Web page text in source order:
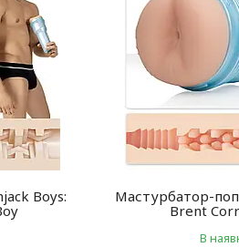
Boys:
Мастурбатор-
Brent
В